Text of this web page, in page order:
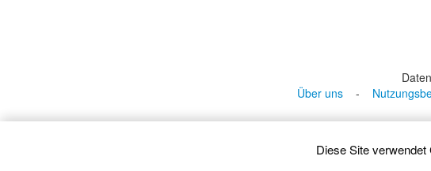
Über uns-
Diese Site